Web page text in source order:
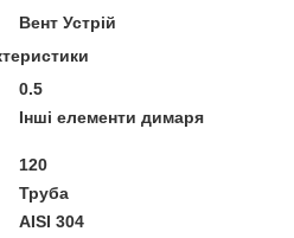
Вент Устрій
0.5
Інші елементи димаря
120
Труба
AISI 304